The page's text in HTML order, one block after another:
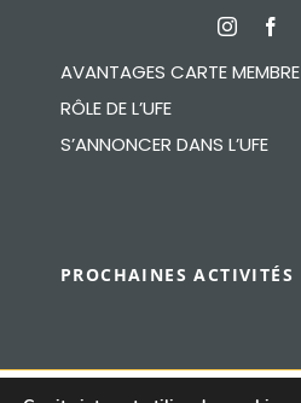
AVANTAGES CARTE MEMBRE
RÔLE DE L’UFE
S’ANNONCER DANS L’UFE
PROCHAINES ACTIVITÉS